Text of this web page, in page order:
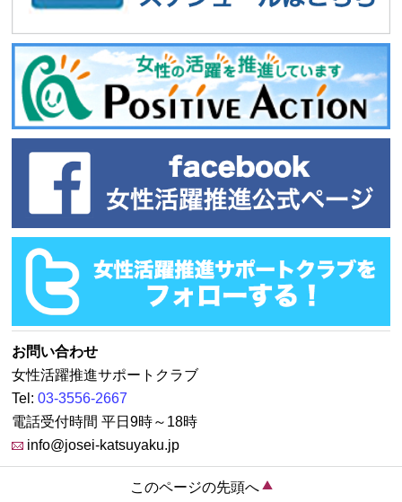
お問い合わせ
女性活躍推進サポートクラブ
Tel:03-3556-2667
電話受付時間 平日9時～18時
info@josei-katsuyaku.jp
このページの先頭へ